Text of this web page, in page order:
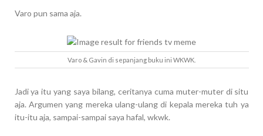
Varo pun sama aja.
Varo & Gavin di sepanjang buku ini WKWK.
Jadi ya itu yang saya bilang, ceritanya cuma muter-muter di situ
aja. Argumen yang mereka ulang-ulang di kepala mereka tuh ya
itu-itu aja, sampai-sampai saya hafal, wkwk.